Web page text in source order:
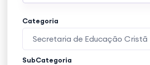
Categoria
Secretaria de Educação Cristã
SubCategoria